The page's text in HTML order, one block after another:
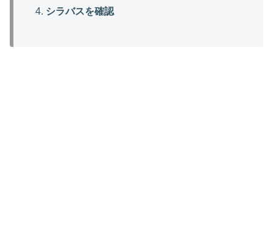
シラバスを確認